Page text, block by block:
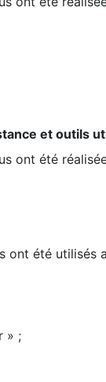
et outils
ont été
ont été utilisés
» ;